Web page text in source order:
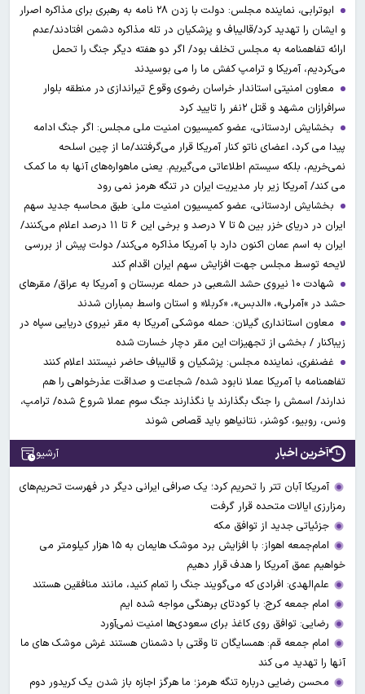
ابوترابی، نماینده مجلس: دولت با زدن ۲۸ نامه به رهبری برای مذاکره اصرار
و ایشان را تهدید کرد/قالیباف و پزشکیان در تله مذاکره دشمن افتادند/عدم
ارائه تفاهمنامه به مجلس تخلف بود/ اگر دو هفته دیگر جنگ را تحمل
می‌کردیم، آمریکا و ترامپ کفش ما را می بوسیدند
معاون امنیتی استاندار خراسان رضوی وقوع تیراندازی در منطقه بلوار
سرافرازان مشهد و قتل ۲نفر را تایید کرد
بخشایش اردستانی، عضو کمیسیون امنیت ملی مجلس: اگر جنگ ادامه
پیدا می کرد، اعضای ناتو کنار آمریکا قرار می‌گرفتند/ما از چین اسلحه
نمی‌خریم، بلکه سیستم اطلاعاتی می‌گیریم. یعنی ماهواره‌های آنها به ما کمک
می کند/ آمریکا زیر بار مدیریت ایران در تنگه هرمز نمی رود
بخشایش اردستانی، عضو کمیسیون امنیت ملی: طبق محاسبه جدید سهم
ایران در دریای خزر بین ۵ تا ۷ درصد و برخی این ۶ تا ۱۱ درصد اعلام می‌کنند/
ایران به اسم عمان اکنون دارد با آمریکا مذاکره می‌کند/ دولت پیش از بررسی
لایحه توسط مجلس جهت افزایش سهم ایران اقدام کند
شهادت ۱۰ نیروی حشد الشعبی در حمله عربستان و آمریکا به عراق/ مقرهای
حشد در »آمرلی»، «الدبس»، «کربلا« و استان واسط بمباران شدند
معاون استانداری گیلان: حمله موشکی آمریکا به مقر نیروی دریایی سپاه در
زیباکنار / بخشی از تجهیزات این مقر دچار خسارت شده
غضنفری، نماینده مجلس: پزشکیان و قالیباف حاضر نیستند اعلام کنند
تفاهمنامه با آمریکا عملا نابود شده/ شجاعت و صداقت عذرخواهی را هم
ندارند/ اسمش را جنگ بگذارند یا نگذارند جنگ سوم عملا شروع شده/ ترامپ،
ونس، روبیو، کوشنر، نتانیاهو باید قصاص شوند
آخرین اخبار آرشیو
آمریکا آبان تتر را تحریم کرد؛ یک صرافی ایرانی دیگر در فهرست تحریم‌های
رمزارزی ایالات متحده قرار گرفت
جزئیاتی جدید از توافق مکه
امام‌جمعه اهواز: با افزایش برد موشک هایمان به ۱۵ هزار کیلومتر می
خواهیم عمق آمریکا را هدف قرار دهیم
علم‌الهدی: افرادی که می‌گویند جنگ را تمام کنید، مانند منافقین هستند
امام جمعه کرج: با کودتای برهنگی مواجه شده ایم
رضایی: توافق روی کاغذ برای سعودی‌ها امنیت نمی‌آورد
امام جمعه قم: همسایگان تا وقتی با دشمنان هستند غرش موشک های ما
آنها را تهدید می کند
محسن رضایی درباره تنگه هرمز؛ ما هرگز اجازه باز شدن یک کریدور دوم